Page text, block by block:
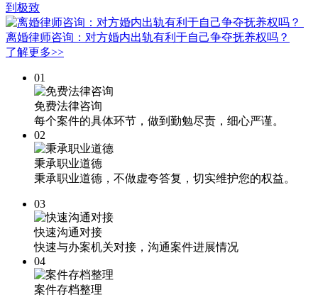
到极致
离婚律师咨询：对方婚内出轨有利于自己争夺抚养权吗？
了解更多>>
01
免费法律咨询
每个案件的具体环节，做到勤勉尽责，细心严谨。
02
秉承职业道德
秉承职业道德，不做虚夸答复，切实维护您的权益。
03
快速沟通对接
快速与办案机关对接，沟通案件进展情况
04
案件存档整理